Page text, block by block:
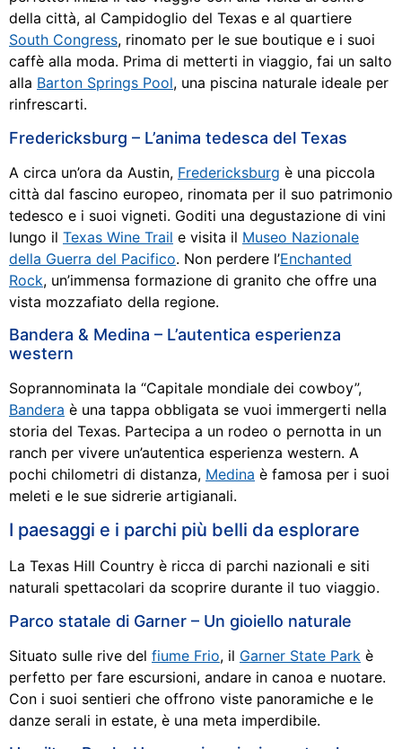
della città, al Campidoglio del Texas e al quartiere
South Congress, rinomato per le sue boutique e i suoi
caffè alla moda. Prima di metterti in viaggio, fai un salto
alla Barton Springs Pool, una piscina naturale ideale per
rinfrescarti.
Fredericksburg – L’anima tedesca del Texas
A circa un’ora da Austin, Fredericksburg è una piccola
città dal fascino europeo, rinomata per il suo patrimonio
tedesco e i suoi vigneti. Goditi una degustazione di vini
lungo il Texas Wine Trail e visita il Museo Nazionale
della Guerra del Pacifico. Non perdere l’Enchanted
Rock, un’immensa formazione di granito che offre una
vista mozzafiato della regione.
Bandera & Medina – L’autentica esperienza
western
Soprannominata la “Capitale mondiale dei cowboy”,
Bandera è una tappa obbligata se vuoi immergerti nella
storia del Texas. Partecipa a un rodeo o pernotta in un
ranch per vivere un’autentica esperienza western. A
pochi chilometri di distanza, Medina è famosa per i suoi
meleti e le sue sidrerie artigianali.
I paesaggi e i parchi più belli da esplorare
La Texas Hill Country è ricca di parchi nazionali e siti
naturali spettacolari da scoprire durante il tuo viaggio.
Parco statale di Garner – Un gioiello naturale
Situato sulle rive del fiume Frio, il Garner State Park è
perfetto per fare escursioni, andare in canoa e nuotare.
Con i suoi sentieri che offrono viste panoramiche e le
danze serali in estate, è una meta imperdibile.